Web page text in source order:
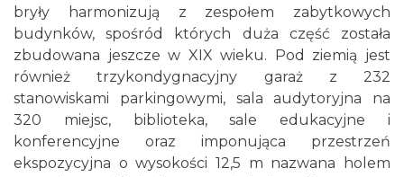
bryły harmonizują z zespołem zabytkowych
budynków, spośród których duża część została
zbudowana jeszcze w XIX wieku. Pod ziemią jest
również trzykondygnacyjny garaż z 232
stanowiskami parkingowymi, sala audytoryjna na
320 miejsc, biblioteka, sale edukacyjne i
konferencyjne oraz imponująca przestrzeń
ekspozycyjna o wysokości 12,5 m nazwana holem